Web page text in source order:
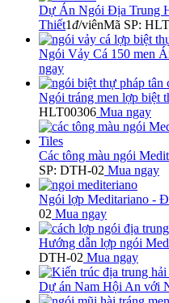
Dự Án Ngói Địa Trung
Thiết1đ/viênMã SP:
Ngói Vảy Cá 150 men
ngay
Ngói tráng men lợp biệt
HLT00306 Mua ngay
Các tông màu ngói
SP: DTH-02 Mua ngay
Ngói lợp Meditariano -
02 Mua ngay
Hướng dẫn lợp ngói
DTH-02 Mua ngay
Dự án Nam Hội An với